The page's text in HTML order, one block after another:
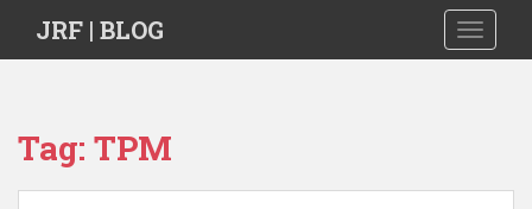
i
JRF | BLOG
Tag: TPM